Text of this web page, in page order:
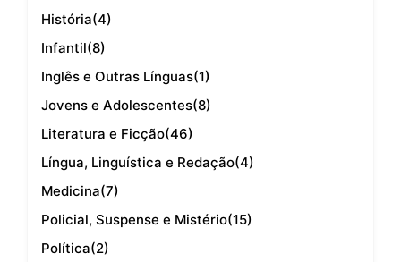
História(4)
Infantil(8)
Inglês e Outras Línguas(1)
Jovens e Adolescentes(8)
Literatura e Ficção(46)
Língua, Linguística e Redação(4)
Medicina(7)
Policial, Suspense e Mistério(15)
Política(2)